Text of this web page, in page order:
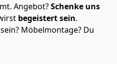
Angebot?Schenke uns
begeistert sein.
Möbelmontage? Du